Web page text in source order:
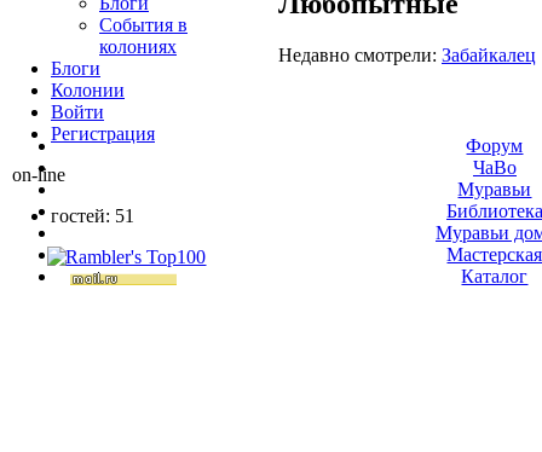
Недавно смотрели: Забайкалец
События в
колониях
Блоги
Колонии
Войти
Peгиcтpaция
on-line
гостей: 51
Форум
ЧаВо
Муравьи
Библиотека
Муравьи
Мастерская
Каталог